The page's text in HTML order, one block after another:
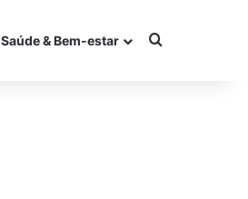
Saúde & Bem-estar Procurar por